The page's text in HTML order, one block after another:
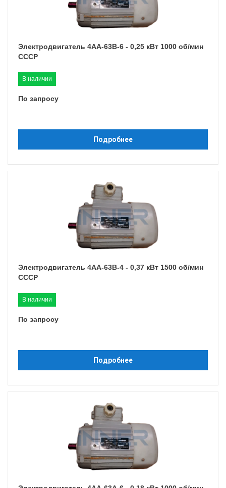
Электродвигатель 4АА-63B-6 - 0,25 кВт 1000 об/мин
СССР
В наличии
По запросу
Подробнее
Электродвигатель 4АА-63B-4 - 0,37 кВт 1500 об/мин
СССР
В наличии
По запросу
Подробнее